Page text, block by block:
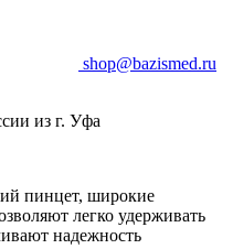
shop@bazismed.ru
из г. Уфа
пинцет, широкие
легко удерживать
надежность